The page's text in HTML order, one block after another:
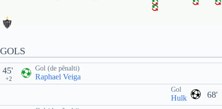
GOLS
Gol (de pênalti)
Raphael Veiga
45'
+2
68'
Gol
Hulk